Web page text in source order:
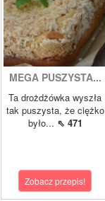
MEGA PUSZYSTA...
Ta drożdżówka wyszła
tak puszysta, że ciężko
było... ⇖ 471
Zobacz przepis!